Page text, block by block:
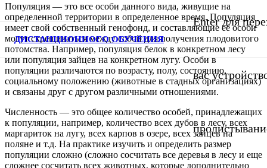
ДИСТАНЦИОННОГО ОБУЧЕНИЯ
Enter для
вас
Популяция — это все особи данного вида, живущие на
определенной территории в определенное время. Популяция
имеет свой собственный генофонд, и составляющие ее особи
могут скрещиваться между собой для получения плодовитого
потомства. Например, популяция белок в конкретном лесу
или популяция зайцев на конкретном лугу. Особи в
популяции различаются по возрасту, полу, состоянию,
социальному положению (животные в стадных организациях)
и связаны друг с другом различными отношениями.
Численность — это общее количество особей, принадлежащих
к популяции, например, количество всех дубов в лесу, всех
маргариток на лугу, всех карпов в озере, всех зайцев на
поляне и т.д. На практике изучить и определить размер
популяции сложно (сложно сосчитать все деревья в лесу и еще
сложнее сосчитать всех животных, которые дополнительно